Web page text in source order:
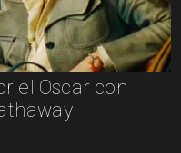
el Oscar con